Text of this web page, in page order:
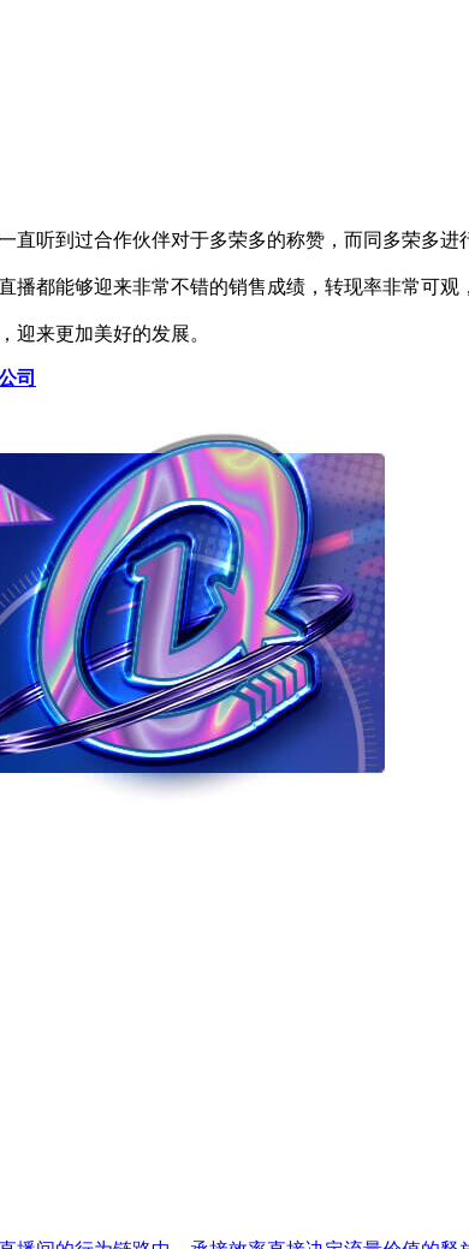
到过合作伙伴对于多荣多的称赞，而同多荣多进
能够迎来非常不错的销售成绩，转现率非常可观
来更加美好的发展。
司